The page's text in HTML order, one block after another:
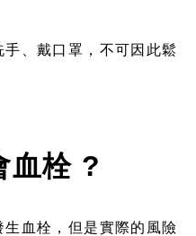
、戴口罩，不可因此鬆
血栓 ?
血栓，但是實際的風險